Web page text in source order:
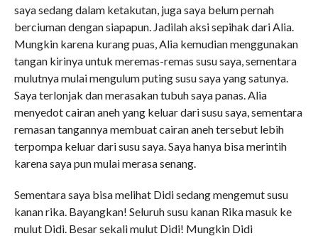
saya sedang dalam ketakutan, juga saya belum pernah
berciuman dengan siapapun. Jadilah aksi sepihak dari Alia.
Mungkin karena kurang puas, Alia kemudian menggunakan
tangan kirinya untuk meremas-remas susu saya, sementara
mulutnya mulai mengulum puting susu saya yang satunya.
Saya terlonjak dan merasakan tubuh saya panas. Alia
menyedot cairan aneh yang keluar dari susu saya, sementara
remasan tangannya membuat cairan aneh tersebut lebih
terpompa keluar dari susu saya. Saya hanya bisa merintih
karena saya pun mulai merasa senang.
Sementara saya bisa melihat Didi sedang mengemut susu
kanan rika. Bayangkan! Seluruh susu kanan Rika masuk ke
mulut Didi. Besar sekali mulut Didi! Mungkin Didi